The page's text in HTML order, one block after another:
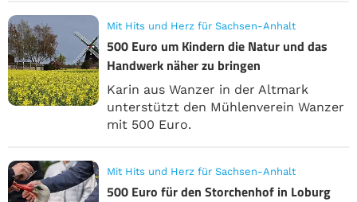
Mit Hits und Herz für Sachsen-Anhalt
500 Euro um Kindern die Natur und das
Handwerk näher zu bringen
Karin aus Wanzer in der Altmark
unterstützt den Mühlenverein Wanzer
mit 500 Euro.
Mit Hits und Herz für Sachsen-Anhalt
500 Euro für den Storchenhof in Loburg